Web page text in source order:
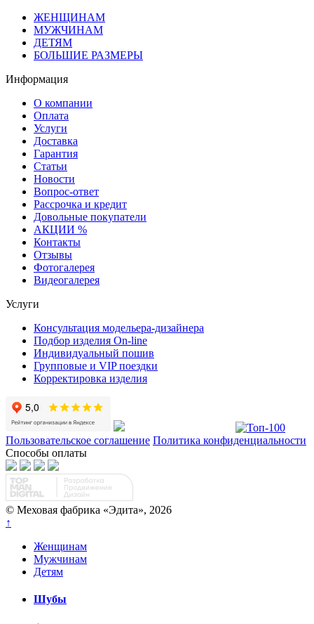
ЖЕНЩИНАМ
МУЖЧИНАМ
ДЕТЯМ
БОЛЬШИЕ РАЗМЕРЫ
Информация
О компании
Оплата
Услуги
Доставка
Гарантия
Статьи
Новости
Вопрос-ответ
Рассрочка и кредит
Довольные покупатели
АКЦИИ %
Контакты
Отзывы
Фотогалерея
Видеогалерея
Услуги
Консультация модельера-дизайнера
Подбор изделия On-line
Индивидуальный пошив
Групповые и VIP поездки
Корректировка изделия
Пользовательское соглашение Политика конфиденциальности
Способы оплаты
© Меховая фабрика «Эдита», 2026
↑
Женщинам
Мужчинам
Детям
Шубы